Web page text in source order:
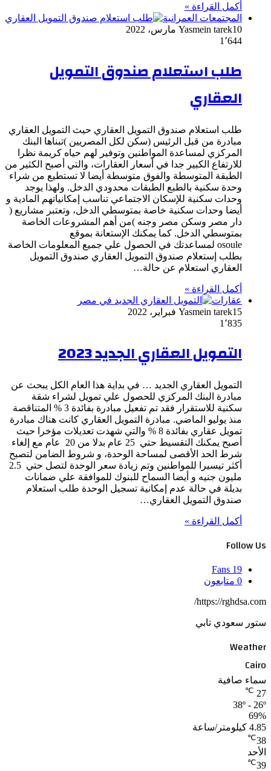
أكمل القراءة »
المجتمعات العمرانية
Yasmein tarek10 مارس، 2022
1٬644
طلب استعلام صندوق التمويل
العقاري
طلب استعلام صندوق التمويل العقاري حيث التمويل العقاري
مبادرة من قبل الرئيس (سكن لكل المصريين )تبناها البنك
المركزي لمساعدة المواطنين وتوفير لهم حياه كريمة نظرا
للارتفاع الكبير جدا في أسعار العقارات، والتي أصبح الكثير من
الطبقة المتوسطة والفوق متوسطة أيضا لا تستطيع من شراء
وحدة سكنية بالطبع الطبقات محدودي الدخل. ولهذا يوجد
وحدات سكنية للإسكان الاجتماعي تناسب إمكانياتهم المادية و
أيضا وحدات سكنية خاصة بمتوسطي الدخل، وتعتبر مشاريع (
دار مصر وسكن مصر وجنه )من أهم المشروعات الخاصة
بمتوسطي الدخل. كما يمكنك الإستعانة بموقع
osoule لمساعدتك في الحصول علي جميع المعلومات الخاصة
بطلب إستعلام صندوق التمويل العقاري صندوق التمويل
العقاري استعلام عن حالة…
أكمل القراءة »
عقارات
Yasmein tarek15 فبراير، 2022
1٬835
التمويل العقاري الجديد 2023
التمويل العقاري الجديد … في بداية هذا العام الكل يبحث عن
مبادرة البنك المركزي للحصول علي تمويل لشراء شقة
سكنية للاستقرار فقد تم تفعيل مبادرة بفائدة 3 % المتناقصة
منذ يوليو الماضي. مبادرة التمويل العقاري كانت هناك مبادرة
تمويل عقاري بفائدة 8 % والتي شهدت تعديلات مؤخرا حيث
أصبح يمكنك التقسيط حتي 25 عام بدلا من 20 عام مع إلغاء
شرط الحد الأقصى لمساحة الوحدة، و شروط الضامن لتصبح
أكثر تيسيرا للمواطنين وتم زيادة سعر الوحدة لتصل حتي 2.5
مليون جنيه و أيضا السماح للبنوك للموافقة علي ضمانات
بديلة في حالة عدم إمكانية تسجيل الوحدة طلب استعلام
صندوق التمويل العقاري…
أكمل القراءة »
Follow Us
19
Fans
0 متابعون
https://rghdsa.com/
ستور سعودي تابي
Weather
Cairo
سماء صافية
27
℃
38º - 26º
69%
4.85 كيلومتر/ساعة
38
℃
الأحد
39
℃